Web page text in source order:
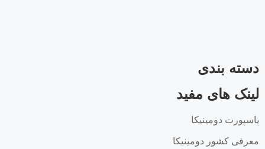
دسته بندی
لینک های مفید
پاسپورت دومینیکا
معرفی کشور دومینیکا